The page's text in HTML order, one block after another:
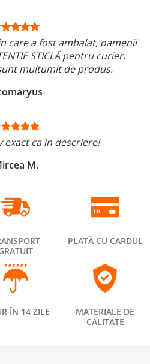
care a fost ambalat, oamenii
STICLĂ pentru curier.
multumit de produs.
exact ca in descriere!
M.
PLATĂ CU CARDUL
ÎN 14 ZILE
MATERIALE DE
CALITATE